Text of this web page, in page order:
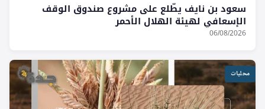
سعود بن نايف يطّلع على مشروع صندوق الوقف
الإسعافي لهيئة الهلال الأحمر
06/08/2026
محليات